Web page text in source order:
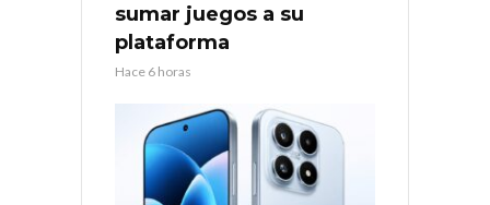
sumar juegos a su
plataforma
Hace 6 horas